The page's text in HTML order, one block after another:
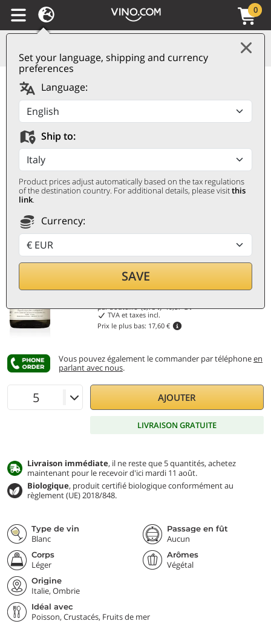
Set your language, shipping and currency
preferences
Language:
Ship to:
Product prices adjust automatically based on the tax regulations
of the destination country. For additional details, please visitthis
link.
Currency:
SAVE
0
Umbria IGT Grechetto
Colle Ozio 2024
Leonardo Bussoletti
LEONARDO BUSSOLETTI
0,75 ℓ
Remise 15%
14,90€
par bouteille (0,75 ℓ)19,87€/ℓ
TVA et taxes incl.
Prix le plus bas: 17,60 €
Vous pouvez également le commander par téléphoneen
parlant avec nous.
AJOUTER
LIVRAISON GRATUITE
Livraison immédiate, il ne reste que 5 quantités, achetez
maintenant pour le recevoir d'ici mardi 11 août.
Biologique, produit certifié biologique conformément au
règlement (UE) 2018/848.
Type de vin
Blanc
Passage en fût
Aucun
Corps
Léger
Arômes
Végétal
Origine
Italie, Ombrie
Idéal avec
Poisson, Crustacés, Fruits de mer